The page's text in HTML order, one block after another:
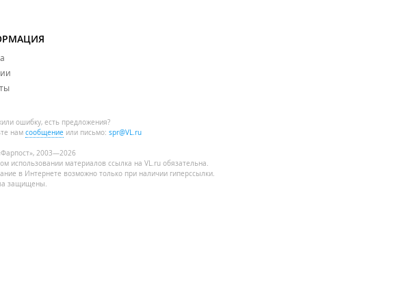
ошибку, есть предложения?
нам сообщение или письмо: spr@VL.ru
2003—2026
использовании материалов ссылка на VL.ru обязательна.
в Интернете возможно только при наличии гиперссылки.
защищены.